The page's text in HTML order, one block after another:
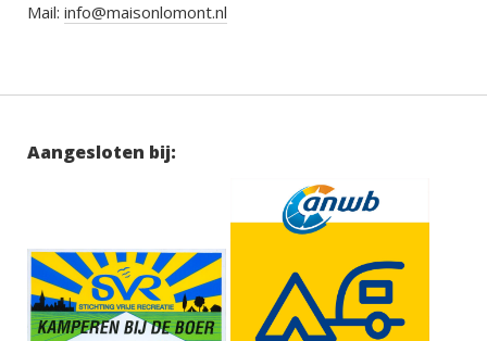
Mail: info@maisonlomont.nl
Aangesloten bij: